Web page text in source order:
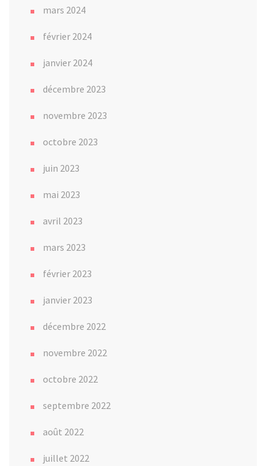
mars 2024
février 2024
janvier 2024
décembre 2023
novembre 2023
octobre 2023
juin 2023
mai 2023
avril 2023
mars 2023
février 2023
janvier 2023
décembre 2022
novembre 2022
octobre 2022
septembre 2022
août 2022
juillet 2022